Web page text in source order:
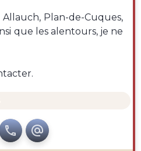
Plan-de-Cuques,
que les alentours, je ne
 